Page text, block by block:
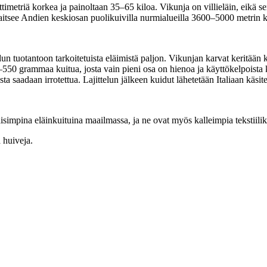
korkea ja painoltaan 35–65 kiloa. Vikunja on villieläin, eikä
Andien keskiosan puolikuivilla nurmialueilla 3600–5000 metrin
tuotantoon tarkoitetuista eläimistä paljon. Vikunjan karvat keritään
grammaa kuitua, josta vain pieni osa on hienoa ja käyttökelpoista
saadaan irrotettua. Lajittelun jälkeen kuidut lähetetään Italiaan
eläinkuituina maailmassa, ja ne ovat myös kalleimpia
huiveja.